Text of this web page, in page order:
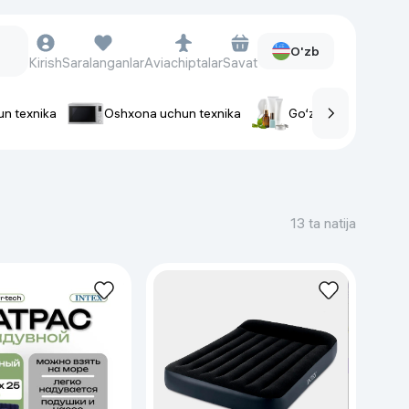
Soat kamarlari
Foto apparatlari va Video-
kameralar
Fotoapparatlari
KirishSaralanganlarAviachiptalarSavat
O'zb
texnika Oshxona uchun texnika Go‘zallik va parvarish
13 ta natija